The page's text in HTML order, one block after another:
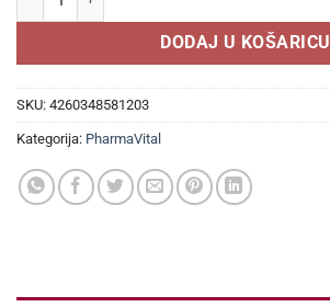
DODAJ U KOŠARICU
SKU: 4260348581203
Kategorija: PharmaVital